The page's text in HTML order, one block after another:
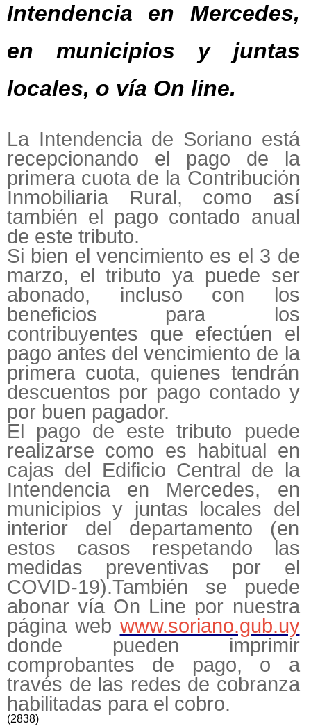
Intendencia en Mercedes,
en municipios y juntas
locales, o vía On line.
La Intendencia de Soriano está
recepcionando el pago de la
primera cuota de la Contribución
Inmobiliaria Rural, como así
también el pago contado anual
de este tributo.
Si bien el vencimiento es el 3 de
marzo, el tributo ya puede ser
abonado, incluso con los
beneficios para los
contribuyentes que efectúen el
pago antes del vencimiento de la
primera cuota, quienes tendrán
descuentos por pago contado y
por buen pagador.
El pago de este tributo puede
realizarse como es habitual en
cajas del Edificio Central de la
Intendencia en Mercedes, en
municipios y juntas locales del
interior del departamento (en
estos casos respetando las
medidas preventivas por el
COVID-19).También se puede
abonar vía On Line por nuestra
página web www.soriano.gub.uy
donde pueden imprimir
comprobantes de pago, o a
través de las redes de cobranza
habilitadas para el cobro.
(2838)